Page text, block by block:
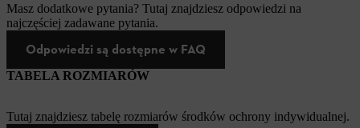
Masz dodatkowe pytania? Tutaj znajdziesz odpowiedzi na
najczęściej zadawane pytania.
Odpowiedzi są dostępne w FAQ
TABELA ROZMIARÓW
Tutaj znajdziesz tabelę rozmiarów środków ochrony indywidualnej.